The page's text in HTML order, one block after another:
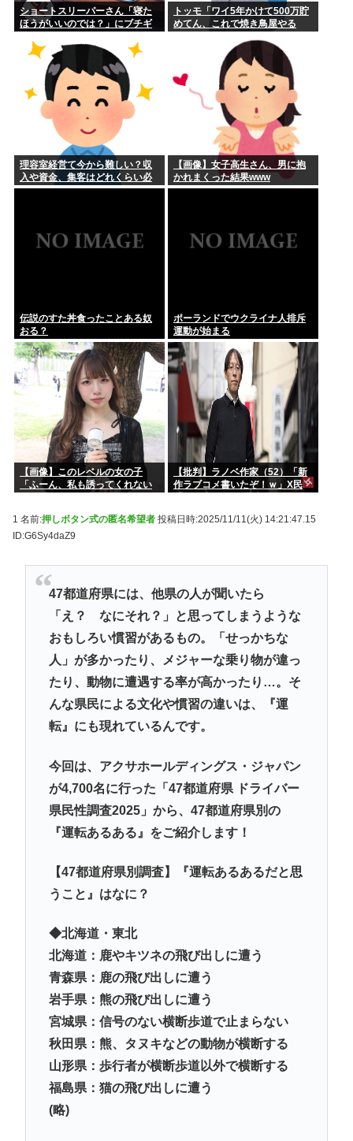
ショートスリーパーさん「寝た
ほうがいいのでは？」にブチギ
トッモ「ワイ5年かけて500万貯
めてん、これで焼き鳥屋やる
理容室経営て今から難しい？収
入や資金、集客はどれくらい必
要？？
【画像】女子高生さん、男に抱
かれまくった結果www
伝説のすた丼食ったことある奴
おる？
ポーランドでウクライナ人排斥
運動が始まる
【画像】このレベルの女の子
「ふーん、私も誘ってくれない
【批判】ラノベ作家（52）「新
作ラブコメ書いたぞ！ｗ」X民
れｗと話題に
1 名前:押しボタン式の匿名希望者 投稿日時:2025/11/11(火) 14:21:47.15
ID:G6Sy4daZ9
47都道府県には、他県の人が聞いたら
「え？ なにそれ？」と思ってしまうような
おもしろい慣習があるもの。「せっかちな
人」が多かったり、メジャーな乗り物が違っ
たり、動物に遭遇する率が高かったり…。そ
んな県民による文化や慣習の違いは、『運
転』にも現れているんです。
今回は、アクサホールディングス・ジャパン
が4,700名に行った「47都道府県 ドライバー
県民性調査2025」から、47都道府県別の
『運転あるある』をご紹介します！
【47都道府県別調査】『運転あるあるだと思
うこと』はなに？
◆北海道・東北
北海道：鹿やキツネの飛び出しに遭う
青森県：鹿の飛び出しに遭う
岩手県：熊の飛び出しに遭う
宮城県：信号のない横断歩道で止まらない
秋田県：熊、タヌキなどの動物が横断する
山形県：歩行者が横断歩道以外で横断する
福島県：猫の飛び出しに遭う
(略)